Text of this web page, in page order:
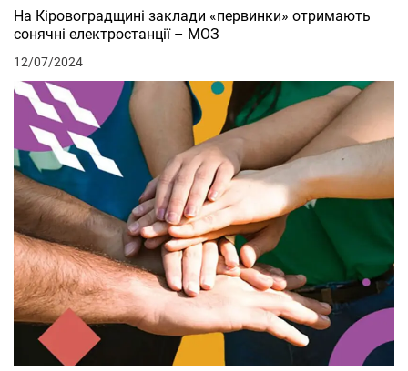
На Кіровоградщині заклади «первинки» отримають
сонячні електростанції – МОЗ
12/07/2024